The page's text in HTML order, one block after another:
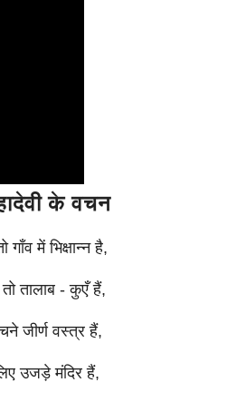
के वचन
गाँव में भिक्षान्न है,
तो तालाब - कुएँ हैं,
जीर्ण वस्त्र हैं,
उजड़े मंदिर हैं,